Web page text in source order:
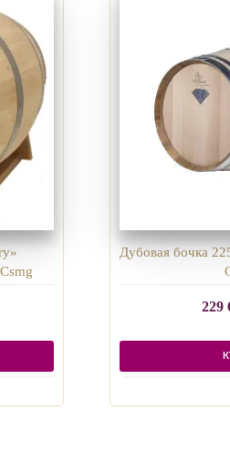
Дубовая бочка
229